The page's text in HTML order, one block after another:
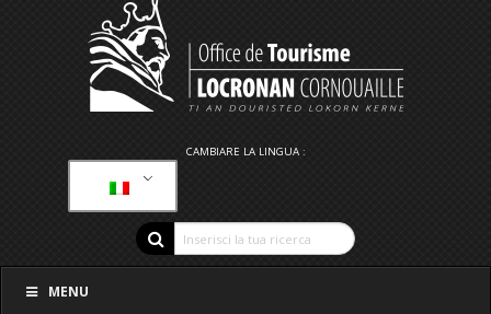
CAMBIARE LA LINGUA :
MENU